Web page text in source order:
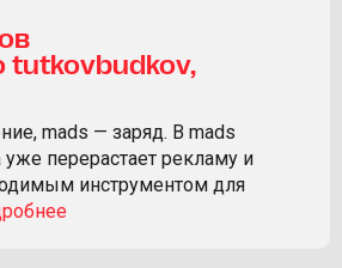
tutkovbudkov,
mads — заряд. В mads
уже перерастает рекламу и
инструментом для